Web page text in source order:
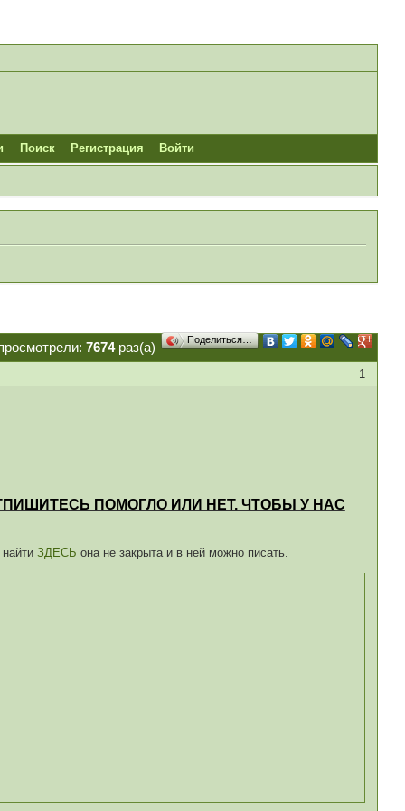
Поиск Регистрация Войти
Поделиться…
7674раз(а)
1
ПОМОГЛО ИЛИ НЕТ. ЧТОБЫ У НАС
ЗДЕСЬ она не закрыта и в ней можно писать.